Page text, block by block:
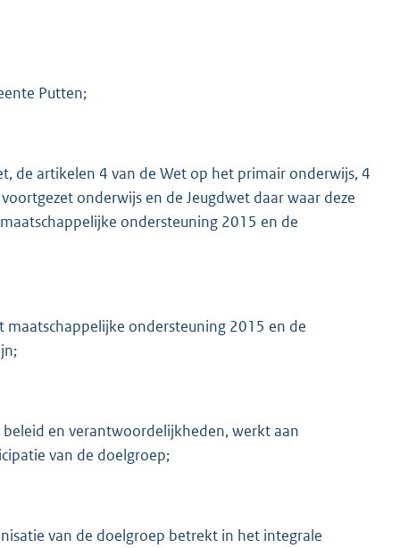
Putten;
de artikelen 4 van de Wet op het primair onderwijs, 4
onderwijs en de Jeugdwet daar waar deze
ondersteuning 2015 en de
ondersteuning 2015 en de
en verantwoordelijkheden, werkt aan
van de doelgroep;
van de doelgroep betrekt in het integrale